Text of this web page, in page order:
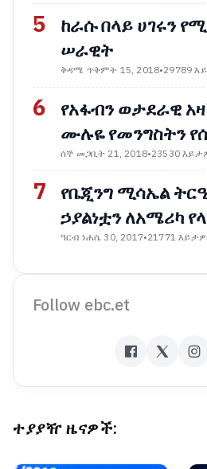
5
ከራሱ በላይ ሀገሩን
ሠራዊት
ቅዳሜ ጥቅምት 15, 2018•29789
6
የአፋብን ወታደራዊ
ሙሉዬ የመንግስትን
ሰኞ መጋቢት 21, 2018•23530
7
የቤጂንግ ሚሳኤል
ኃያልነቷን ለአሜሪካ
ዓርብ ነሐሴ 30, 2017•21771
Follow ebc.et
ተያያዥ ዜናዎች: